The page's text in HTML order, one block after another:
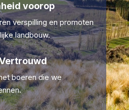
voorop
verspilling en promoten
landbouw.
boeren die we